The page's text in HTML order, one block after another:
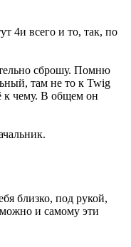
4и всего и то, так, по
сброшу. Помню
там не то к Twig
к чему. В общем он
близко, под рукой,
можно и самому эти